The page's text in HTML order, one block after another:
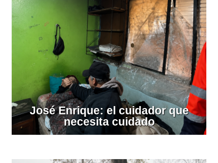
José Enrique: el cuidador que
necesita cuidado